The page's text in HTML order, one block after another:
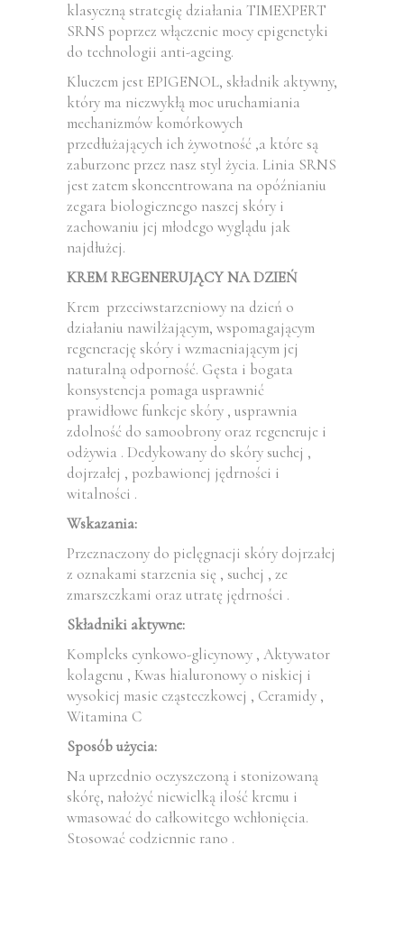
klasyczną strategię działania TIMEXPERT
SRNS poprzez włączenie mocy epigenetyki
do technologii anti-ageing.
Kluczem jest EPIGENOL, składnik aktywny,
który ma niezwykłą moc uruchamiania
mechanizmów komórkowych
przedłużających ich żywotność ,a które są
zaburzone przez nasz styl życia. Linia SRNS
jest zatem skoncentrowana na opóźnianiu
zegara biologicznego naszej skóry i
zachowaniu jej młodego wyglądu jak
najdłużej.
KREM REGENERUJĄCY NA DZIEŃ
Krem przeciwstarzeniowy na dzień o
działaniu nawilżającym, wspomagającym
regenerację skóry i wzmacniającym jej
naturalną odporność. Gęsta i bogata
konsystencja pomaga usprawnić
prawidłowe funkcje skóry , usprawnia
zdolność do samoobrony oraz regeneruje i
odżywia . Dedykowany do skóry suchej ,
dojrzałej , pozbawionej jędrności i
witalności .
Wskazania:
Przeznaczony do pielęgnacji skóry dojrzałej
z oznakami starzenia się , suchej , ze
zmarszczkami oraz utratę jędrności .
Składniki aktywne:
Kompleks cynkowo-glicynowy , Aktywator
kolagenu , Kwas hialuronowy o niskiej i
wysokiej masie cząsteczkowej , Ceramidy ,
Witamina C
Sposób użycia:
Na uprzednio oczyszczoną i stonizowaną
skórę, nałożyć niewielką ilość kremu i
wmasować do całkowitego wchłonięcia.
Stosować codziennie rano .